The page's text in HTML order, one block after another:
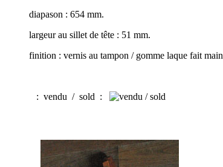
diapason : 654 mm.
largeur au sillet de tête : 51 mm.
finition : vernis au tampon / gomme laque fait main
: vendu / sold :